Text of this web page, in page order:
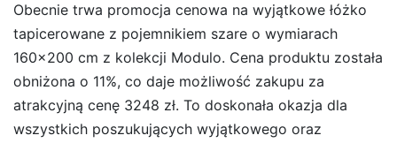
Obecnie trwa promocja cenowa na wyjątkowe łóżko
tapicerowane z pojemnikiem szare o wymiarach
160×200 cm z kolekcji Modulo. Cena produktu została
obniżona o 11%, co daje możliwość zakupu za
atrakcyjną cenę 3248 zł. To doskonała okazja dla
wszystkich poszukujących wyjątkowego oraz